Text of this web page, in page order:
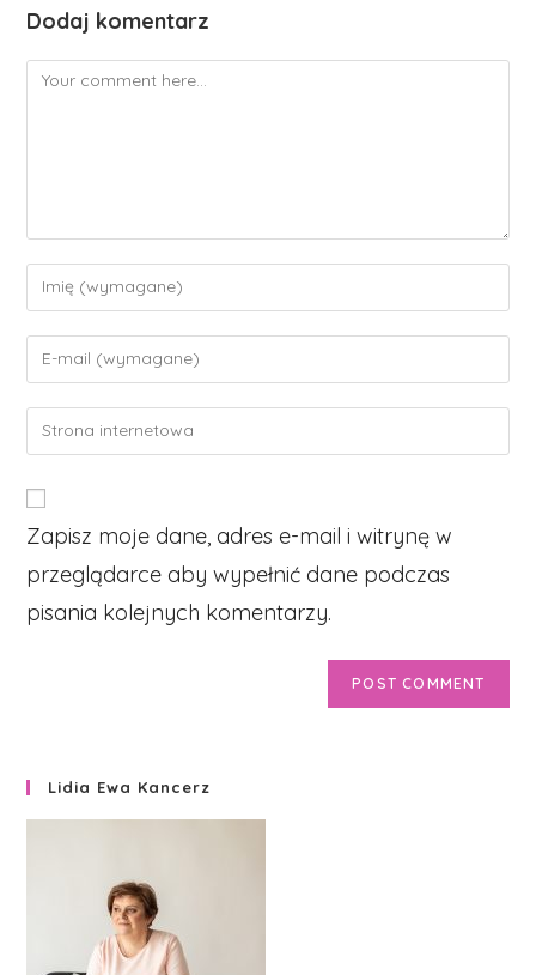
Dodaj komentarz
Comment
your
name
comment
your
email
address
your
URL
(optional)
Zapisz moje dane, adres e-mail i witrynę w
przeglądarce aby wypełnić dane podczas
pisania kolejnych komentarzy.
Lidia Ewa Kancerz